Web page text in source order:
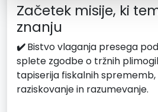
Začetek misije, ki
znanju
✔️Bistvo vlaganja presega
splete zgodbe o tržnih
tapiserija fiskalnih sprememb,
raziskovanje in razumevanje.